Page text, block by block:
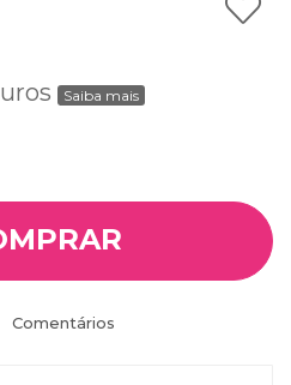
Saiba mais
Comentários